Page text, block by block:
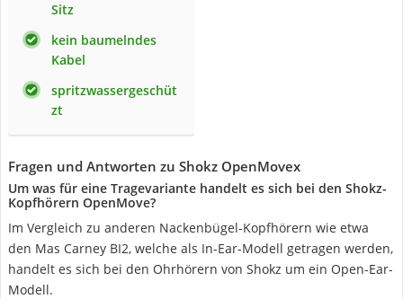
Sitz
kein baumelndes
Kabel
spritzwassergeschüt
zt
Fragen und Antworten zu Shokz OpenMovex
Um was für eine Tragevariante handelt es sich bei den Shokz-
Kopfhörern OpenMove?
Im Vergleich zu anderen Nackenbügel-Kopfhörern wie etwa
den Mas Carney BI2, welche als In-Ear-Modell getragen werden,
handelt es sich bei den Ohrhörern von Shokz um ein Open-Ear-
Modell.